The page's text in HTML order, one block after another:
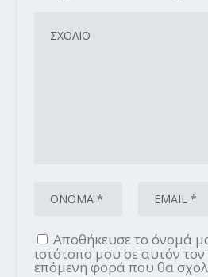
Αποθήκευσε το όνομά
ιστότοπο μου σε αυτόν τον
επόμενη φορά που θα